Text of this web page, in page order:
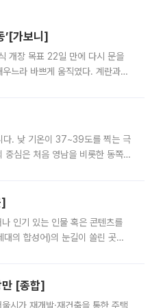
’[가보니]
개장 목표 22일 만에 다시 문을
느라 바쁘게 움직였다. 계란과
다. 낮 기온이 37~39도를 찍는 극
중심은 처음 영남을 비롯한 동쪽
인기 있는 인물 혹은 콘텐츠를
의 합성어)의 눈길이 쏠린 곳은
만 [종합]
시가 재개발·재건축을 통한 주택